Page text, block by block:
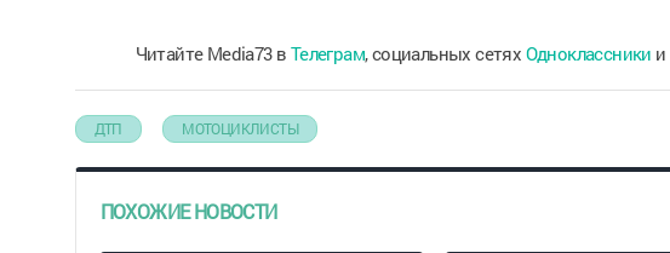
Читайте Media73 в Телеграм, социальных сетях Одноклассники и
ДТП МОТОЦИКЛИСТЫ
ПОХОЖИЕ НОВОСТИ